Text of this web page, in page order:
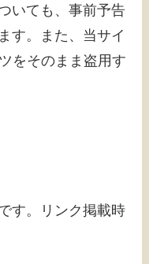
いても、事前予告
す。また、当サイ
をそのまま盗用す
す。リンク掲載時